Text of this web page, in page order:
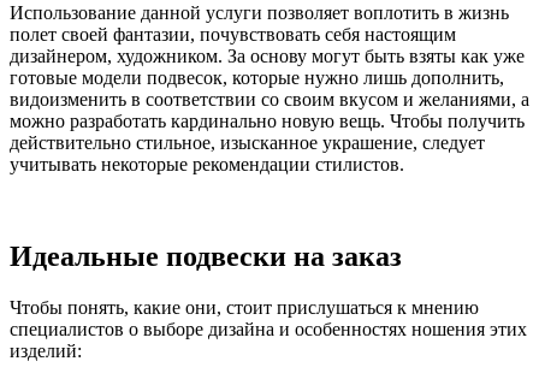
Использование данной услуги позволяет воплотить в жизнь
полет своей фантазии, почувствовать себя настоящим
дизайнером, художником. За основу могут быть взяты как уже
готовые модели подвесок, которые нужно лишь дополнить,
видоизменить в соответствии со своим вкусом и желаниями, а
можно разработать кардинально новую вещь. Чтобы получить
действительно стильное, изысканное украшение, следует
учитывать некоторые рекомендации стилистов.
Идеальные подвески на заказ
Чтобы понять, какие они, стоит прислушаться к мнению
специалистов о выборе дизайна и особенностях ношения этих
изделий: